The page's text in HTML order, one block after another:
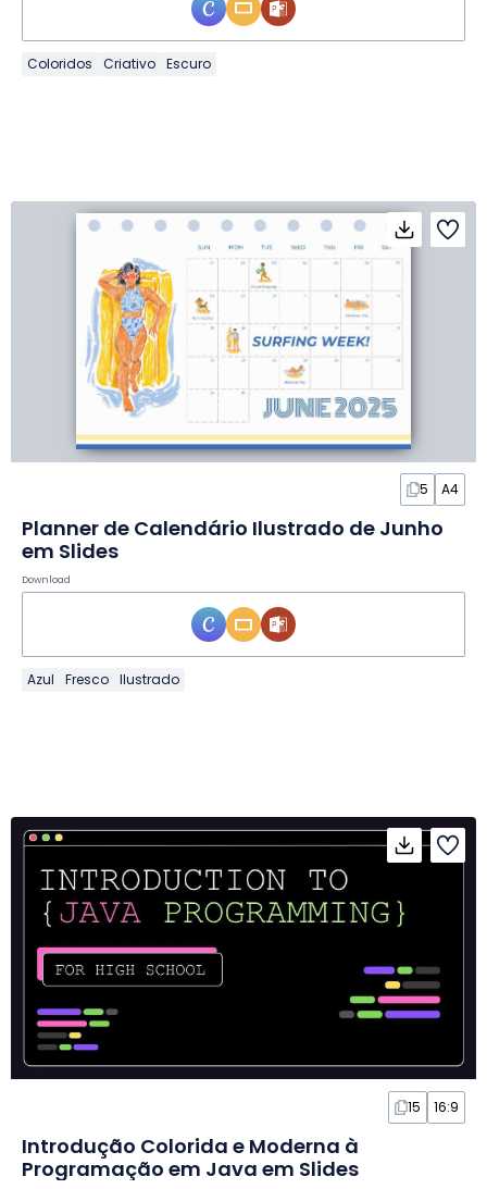
Coloridos Criativo Escuro
5 A4
Planner de Calendário Ilustrado de Junho
em Slides
Download
Azul Fresco Ilustrado
15 16:9
Introdução Colorida e Moderna à
Programação em Java em Slides